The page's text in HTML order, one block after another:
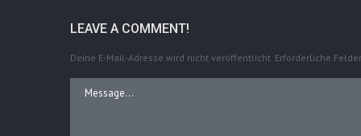
LEAVE A COMMENT!
Deine E-Mail-Adresse wird nicht veröffentlicht. Erforderliche